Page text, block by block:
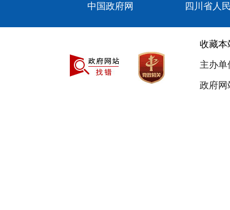
中国政府网 四川省人
收藏本
主办
政府网